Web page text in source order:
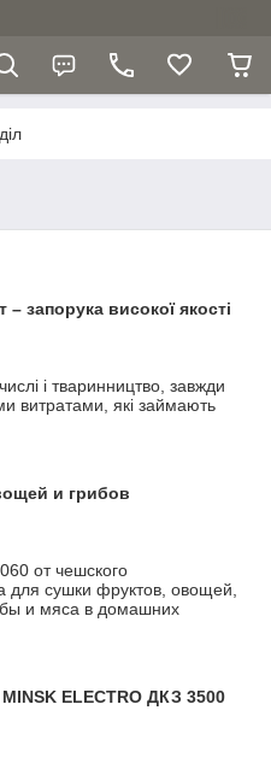
– запорука високої якості
і тваринництво, завжди
витратами, які займають
и грибов
от чешского
для сушки фруктов, овощей,
и мяса в домашних
ELECTRO ДКЗ 3500